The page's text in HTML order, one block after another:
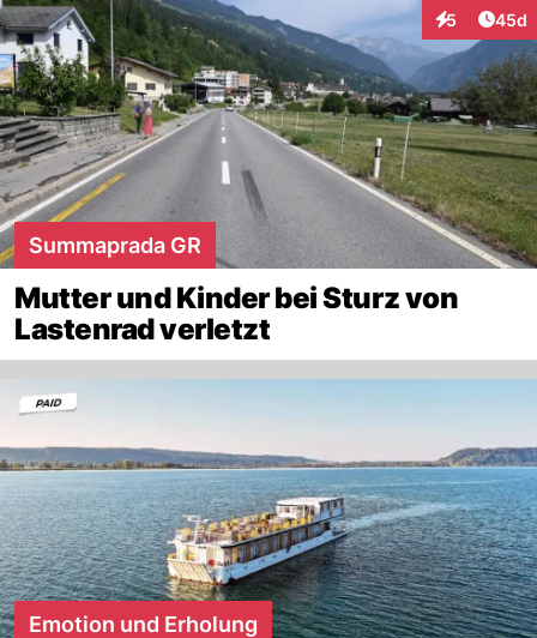
5
Interaktionen
45d
Summaprada GR
Mutter und Kinder bei Sturz von
Lastenrad verletzt
Emotion und Erholung